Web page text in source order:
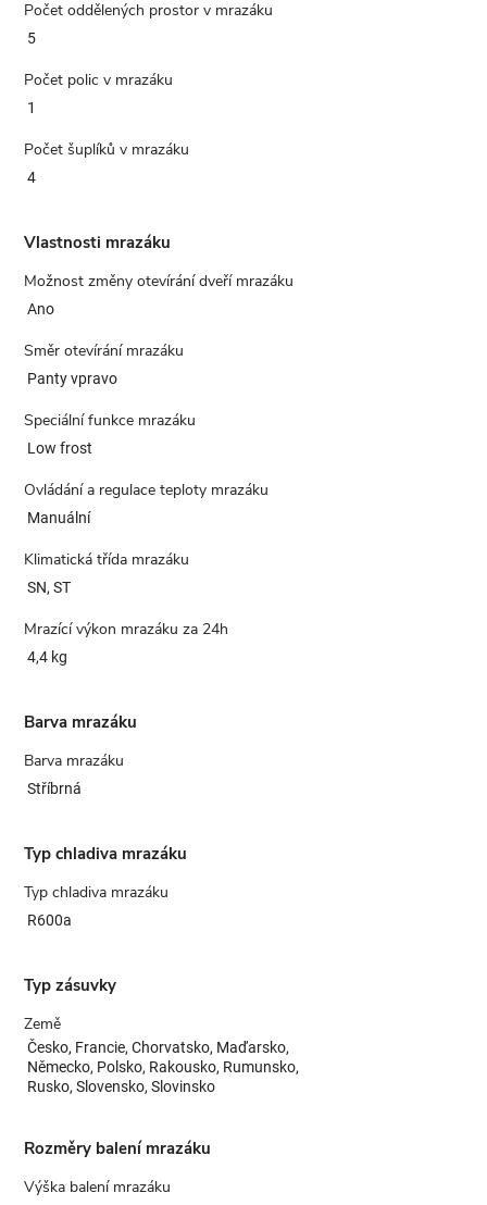
Počet oddělených prostor v mrazáku
5
Počet polic v mrazáku
1
Počet šuplíků v mrazáku
4
Vlastnosti mrazáku
Možnost změny otevírání dveří mrazáku
Ano
Směr otevírání mrazáku
Panty vpravo
Speciální funkce mrazáku
Low frost
Ovládání a regulace teploty mrazáku
Manuální
Klimatická třída mrazáku
SN, ST
Mrazící výkon mrazáku za 24h
4,4 kg
Barva mrazáku
Barva mrazáku
Stříbrná
Typ chladiva mrazáku
Typ chladiva mrazáku
R600a
Typ zásuvky
Země
Česko, Francie, Chorvatsko, Maďarsko,
Německo, Polsko, Rakousko, Rumunsko,
Rusko, Slovensko, Slovinsko
Rozměry balení mrazáku
Výška balení mrazáku